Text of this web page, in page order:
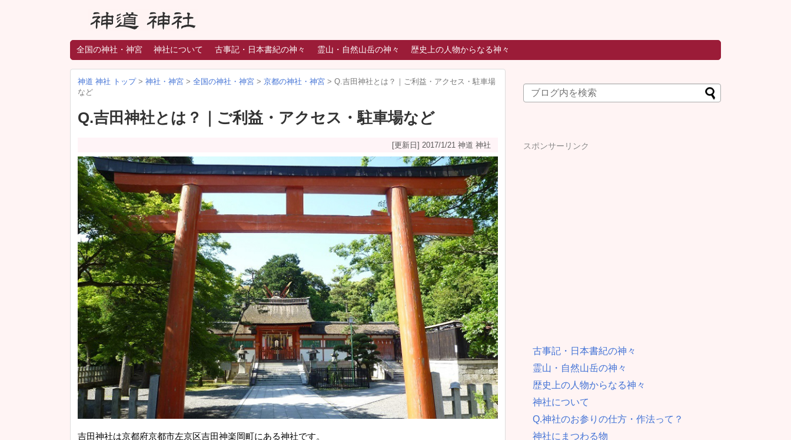
全国の神社・神宮 神社について 古事記・日本書紀の神々 霊山・自然山岳の神々 歴史上の人物からなる神々
神道 神社 トップ> 神社・神宮 > 全国の神社・神宮 > 京都の神社・神宮 > Q.吉田神社とは？｜ご利益・アクセス・駐車場
など
Q.吉田神社とは？｜ご利益・アクセス・駐車場など
[更新日] 2017/1/21 神道 神社
吉田神社は京都府京都市左京区吉田神楽岡町にある神社です。
スポンサーリンク
古事記・日本書紀の神々
霊山・自然山岳の神々
歴史上の人物からなる神々
神社について
Q.神社のお参りの仕方・作法って？
神社にまつわる物